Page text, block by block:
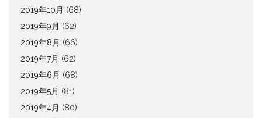
2019年10月 (68)
2019年9月 (62)
2019年8月 (66)
2019年7月 (62)
2019年6月 (68)
2019年5月 (81)
2019年4月 (80)